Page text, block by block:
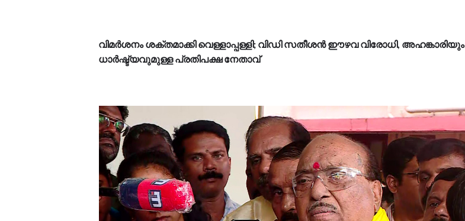
വിമർശനം ശക്തമാക്കി വെള്ളാപ്പള്ളി; വിഡി സതീശൻ ഈഴവ വിരോധി, അഹങ്കാരിയും
ധാർഷ്ട്യവുമുള്ള പ്രതിപക്ഷ നേതാവ്